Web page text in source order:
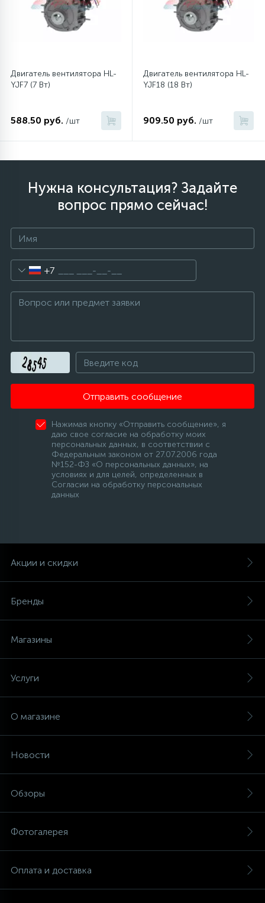
Двигатель вентилятора HL-
YJF7 (7 Вт)
588.50 руб. /шт
Двигатель вентилятора HL-
YJF18 (18 Вт)
909.50 руб. /шт
Нужна консультация? Задайте
вопрос прямо сейчас!
+7
Отправить сообщение
Нажимая кнопку «Отправить сообщение», я
даю свое согласие на обработку моих
персональных данных, в соответствии с
Федеральным законом от 27.07.2006 года
№152-ФЗ «О персональных данных», на
условиях и для целей, определенных в
Согласии на обработку персональных
данных
Акции и скидки
Бренды
Магазины
Услуги
О магазине
Новости
Обзоры
Фотогалерея
Оплата и доставка